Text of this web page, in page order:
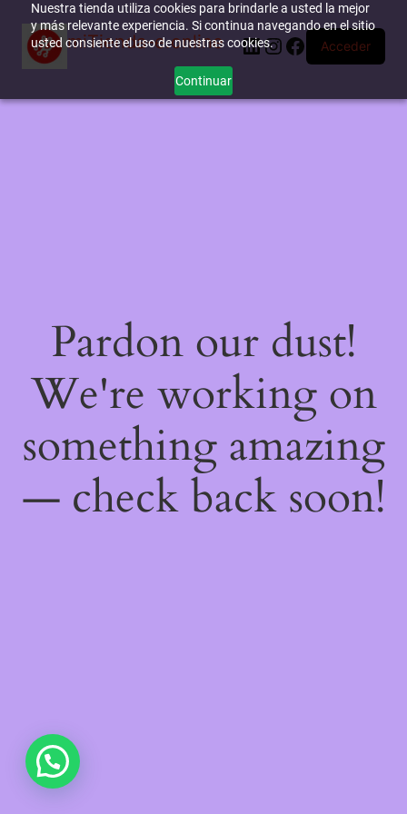
Nuestra tienda utiliza cookies para brindarle a usted la mejor
y más relevante experiencia. Si continua navegando en el sitio
usted consiente el uso de nuestras cookies.
Continuar
miTienda-e.online LinkedIn
Instagram
Facebook
Acceder
Pardon our dust!
We're working on
something amazing
— check back soon!